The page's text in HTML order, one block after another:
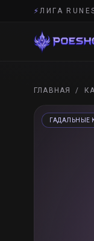
⚡ЛИГА
ГЛАВНАЯ /
ГАДАЛЬНЫЕ